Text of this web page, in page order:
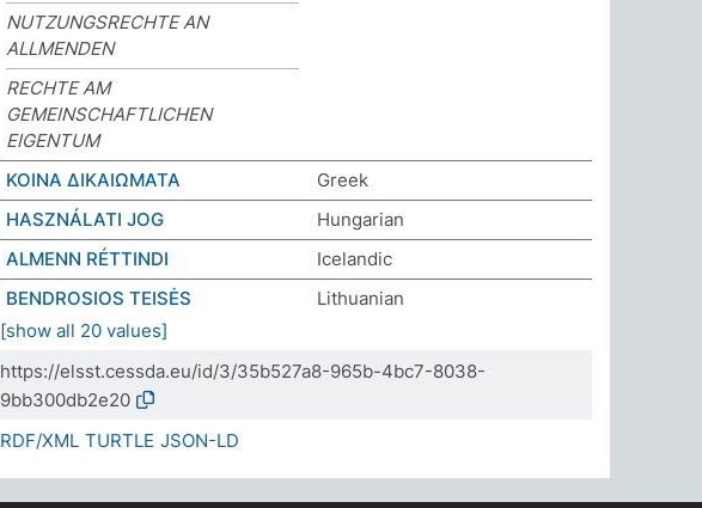
NUTZUNGSRECHTE AN
ALLMENDEN
RECHTE AM
GEMEINSCHAFTLICHEN
EIGENTUM
ΚΟΙΝΑ ΔΙΚΑΙΩΜΑΤΑ
Greek
HASZNÁLATI JOG
Hungarian
ALMENN RÉTTINDI
Icelandic
BENDROSIOS TEISĖS
Lithuanian
[show all 20 values]
https://elsst.cessda.eu/id/3/35b527a8-965b-4bc7-8038-
9bb300db2e20
RDF/XML TURTLE JSON-LD